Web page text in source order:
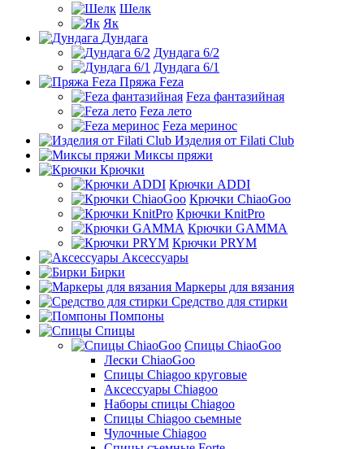
Шелк
Як
Дундага
Дундага 6/2
Дундага 6/1
Пряжа Feza
Feza фантазийная
Feza лето
Feza меринос
Изделия от Filati Club
Миксы пряжи
Крючки
Крючки ADDI
Крючки ChiaoGoo
Крючки KnitPro
Крючки GAMMA
Крючки PRYM
Аксессуары
Бирки
Маркеры для вязания
Средство для стирки
Помпоны
Спицы
Спицы ChiaoGoo
Лески ChiaoGoo
Cпицы Сhiagoo круговые
Аксессуары Chiagoo
Наборы спицы Chiagoo
Спицы Chiagoo сьемные
Чулочные Chiagoo